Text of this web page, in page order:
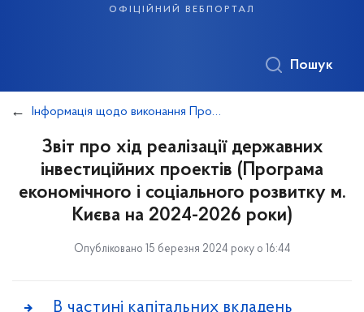
офіційний вебпортал
Пошук
Інформація щодо виконання Програми економічного і соціального розвитку м.Києва
Звіт про хід реалізації державних
інвестиційних проектів (Програма
економічного і соціального розвитку м.
Києва на 2024-2026 роки)
Опубліковано 15 березня 2024 року о 16:44
В частині капітальних вкладень